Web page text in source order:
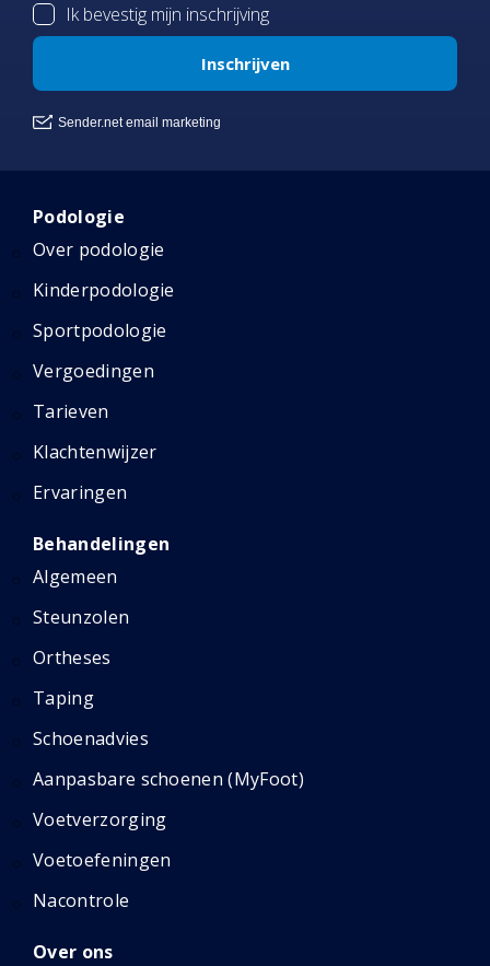
Podologie
Over podologie
Kinderpodologie
Sportpodologie
Vergoedingen
Tarieven
Klachtenwijzer
Ervaringen
Behandelingen
Algemeen
Steunzolen
Ortheses
Taping
Schoenadvies
Aanpasbare schoenen (MyFoot)
Voetverzorging
Voetoefeningen
Nacontrole
Over ons